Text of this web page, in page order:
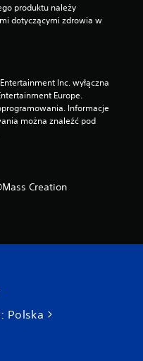
produktu należy
dotyczącymi zdrowia w
Inc. wyłączna
Europe.
Informacje
można znaleźć pod
Creation
Polska